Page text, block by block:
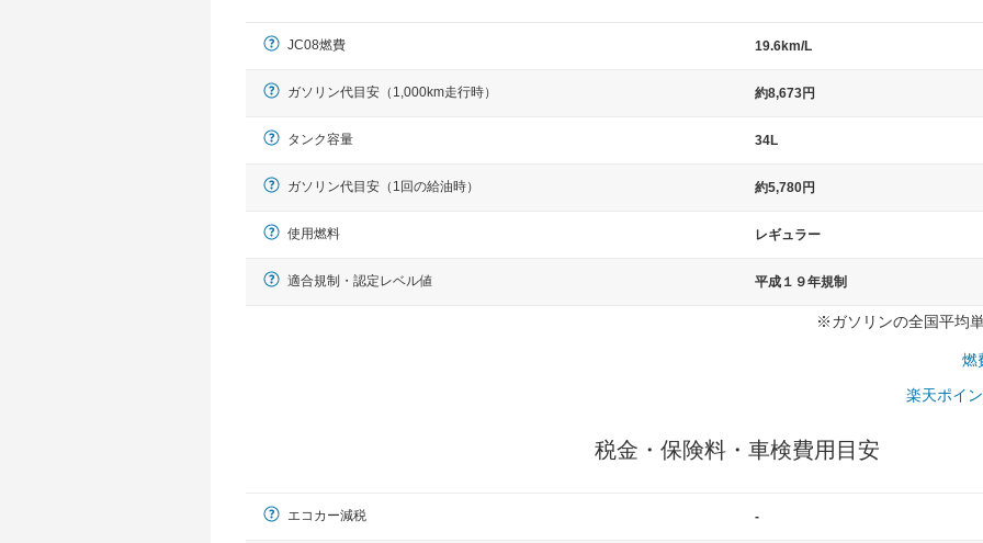
JC08燃費 19.6km/L
ガソリン代目安（1,000km走行時） 約8,673円
タンク容量 34L
ガソリン代目安（1回の給油時） 約5,780円
使用燃料 レギュラー
適合規制・認定レベル値 平成１９年規制
※ガソリンの全国平均
燃
楽天ポイ
税金・保険料・車検費用目安
エコカー減税 -